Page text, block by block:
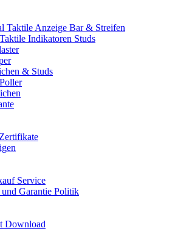
Taktile Anzeige Bar & Streifen
Indikatoren Studs
& Studs
Service
Garantie Politik
Download